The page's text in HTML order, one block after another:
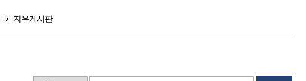
자유게시판